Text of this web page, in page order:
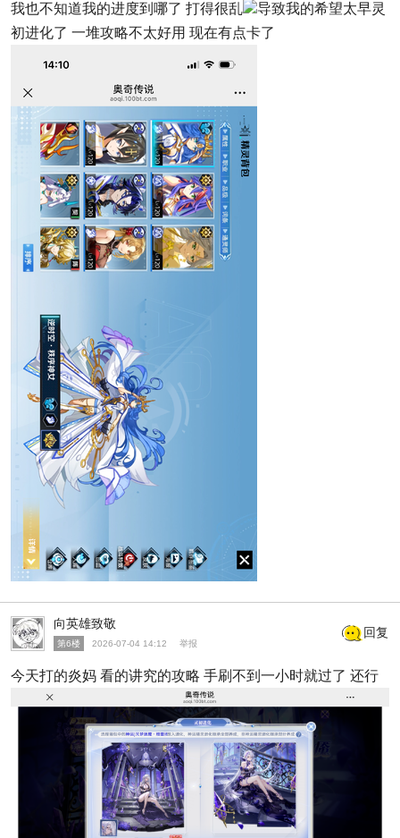
我也不知道我的进度到哪了 打得很乱
导致我的希望太早灵
初进化了 一堆攻略不太好用 现在有点卡了
向英雄致敬
第6楼 2026-07-04 14:12 举报
回复
今天打的炎妈 看的讲究的攻略 手刷不到一小时就过了 还行